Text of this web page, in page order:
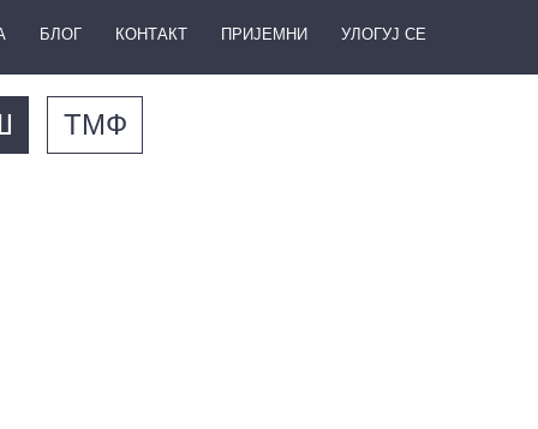
БЛОГ КОНТАКТ ПРИЈЕМНИ УЛОГУЈ СЕ
ТМФ